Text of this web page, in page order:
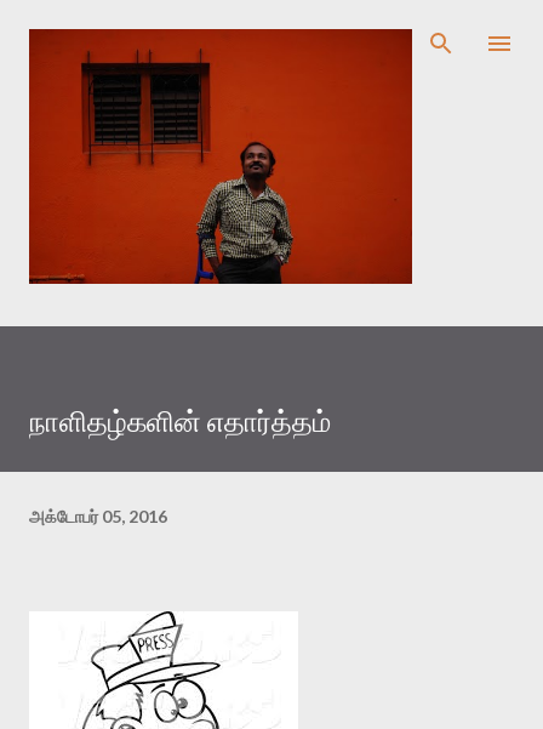
முதன்மை உள்ளடக்கத்திற்குச் செல்
நாளிதழ்களின் எதார்த்தம்
அக்டோபர் 05, 2016